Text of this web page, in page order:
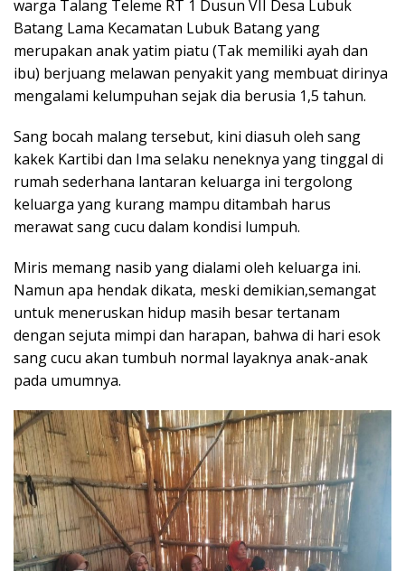
warga Talang Teleme RT 1 Dusun VII Desa Lubuk
Batang Lama Kecamatan Lubuk Batang yang
merupakan anak yatim piatu (Tak memiliki ayah dan
ibu) berjuang melawan penyakit yang membuat dirinya
mengalami kelumpuhan sejak dia berusia 1,5 tahun.
Sang bocah malang tersebut, kini diasuh oleh sang
kakek Kartibi dan Ima selaku neneknya yang tinggal di
rumah sederhana lantaran keluarga ini tergolong
keluarga yang kurang mampu ditambah harus
merawat sang cucu dalam kondisi lumpuh.
Miris memang nasib yang dialami oleh keluarga ini.
Namun apa hendak dikata, meski demikian,semangat
untuk meneruskan hidup masih besar tertanam
dengan sejuta mimpi dan harapan, bahwa di hari esok
sang cucu akan tumbuh normal layaknya anak-anak
pada umumnya.